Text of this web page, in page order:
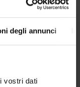
degli annunci
vostri dati